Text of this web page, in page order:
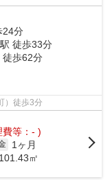
24分
駅 徒歩33分
徒歩62分
）徒歩3分
費等：- )
1ヶ月
㎡